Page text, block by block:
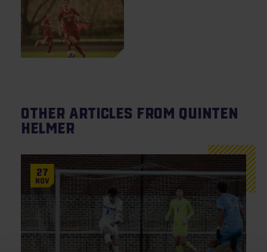
Other articles from Quinten
Helmer
27
Nov